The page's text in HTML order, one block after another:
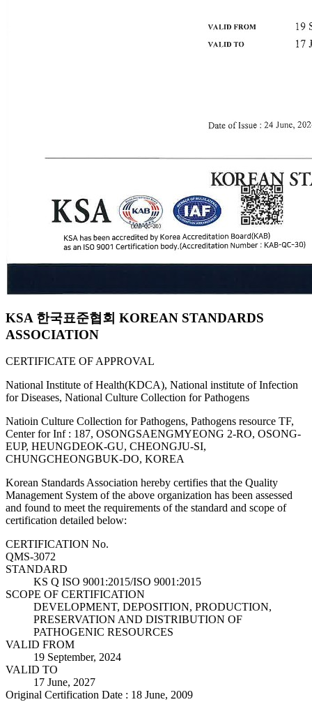
KSA 한국표준협회 KOREAN STANDARDS
ASSOCIATION
CERTIFICATE OF APPROVAL
National Institute of Health(KDCA), National institute of Infection
for Diseases, National Culture Collection for Pathogens
Natioin Culture Collection for Pathogens, Pathogens resource TF,
Center for Inf : 187, OSONGSAENGMYEONG 2-RO, OSONG-
EUP, HEUNGDEOK-GU, CHEONGJU-SI,
CHUNGCHEONGBUK-DO, KOREA
Korean Standards Association hereby certifies that the Quality
Management System of the above organization has been assessed
and found to meet the requirements of the standard and scope of
certification detailed below:
CERTIFICATION No.
QMS-3072
STANDARD
KS Q ISO 9001:2015/ISO 9001:2015
SCOPE OF CERTIFICATION
DEVELOPMENT, DEPOSITION, PRODUCTION,
PRESERVATION AND DISTRIBUTION OF
PATHOGENIC RESOURCES
VALID FROM
19 September, 2024
VALID TO
17 June, 2027
Original Certification Date : 18 June, 2009